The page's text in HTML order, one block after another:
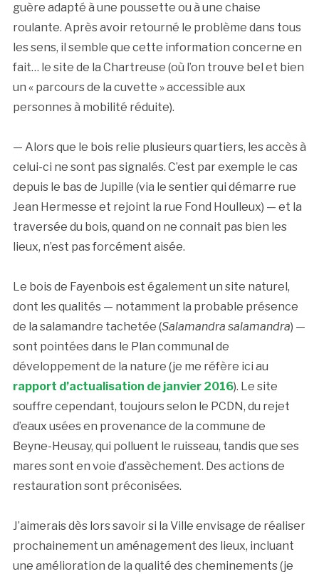
guère adapté à une poussette ou à une chaise
roulante. Après avoir retourné le problème dans tous
les sens, il semble que cette information concerne en
fait… le site de la Chartreuse (où l’on trouve bel et bien
un « parcours de la cuvette » accessible aux
personnes à mobilité réduite).
— Alors que le bois relie plusieurs quartiers, les accès à
celui-ci ne sont pas signalés. C’est par exemple le cas
depuis le bas de Jupille (via le sentier qui démarre rue
Jean Hermesse et rejoint la rue Fond Houlleux) — et la
traversée du bois, quand on ne connait pas bien les
lieux, n’est pas forcément aisée.
Le bois de Fayenbois est également un site naturel,
dont les qualités — notamment la probable présence
de la salamandre tachetée (Salamandra salamandra) —
sont pointées dans le Plan communal de
développement de la nature (je me réfère ici au
rapport d’actualisation de janvier 2016). Le site
souffre cependant, toujours selon le PCDN, du rejet
d’eaux usées en provenance de la commune de
Beyne-Heusay, qui polluent le ruisseau, tandis que ses
mares sont en voie d’assèchement. Des actions de
restauration sont préconisées.
J’aimerais dès lors savoir si la Ville envisage de réaliser
prochainement un aménagement des lieux, incluant
une amélioration de la qualité des cheminements (je